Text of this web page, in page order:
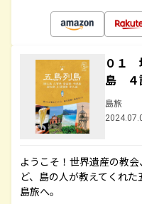
０１
島 ４
島旅
ようこそ！世界遺産の教
ど、島の人が教えてくれた
島旅へ。